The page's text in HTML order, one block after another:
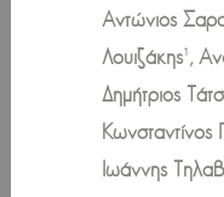
Aντώνιος
Λουιζάκης1 ,
Δημήτριος
Ιωάννης